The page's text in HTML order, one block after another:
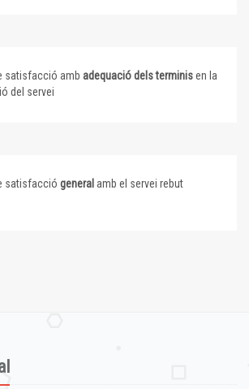
satisfacció amb adequació dels terminisen la
del servei
satisfacció general amb el servei rebut